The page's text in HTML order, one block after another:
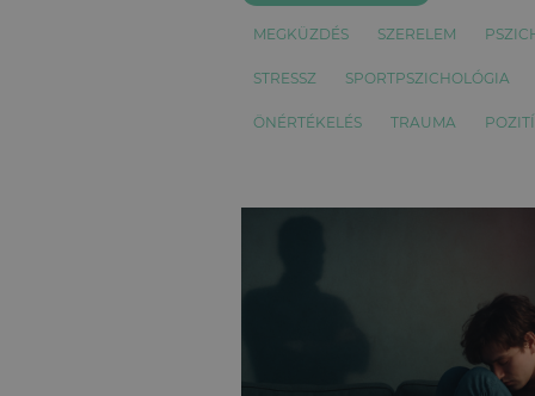
MEGKÜZDÉS SZERELEM
STRESSZ SPORTPSZICHOLÓGIA
ÖNÉRTÉKELÉS TRAUMA